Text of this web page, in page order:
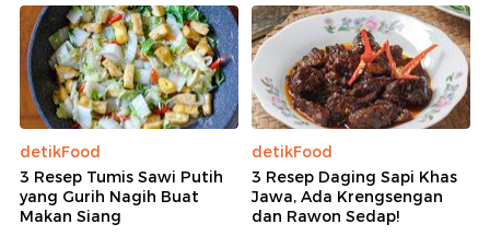
detikFood
3 Resep Tumis Sawi Putih
yang Gurih Nagih Buat
Makan Siang
detikFood
3 Resep Daging Sapi Khas
Jawa, Ada Krengsengan
dan Rawon Sedap!